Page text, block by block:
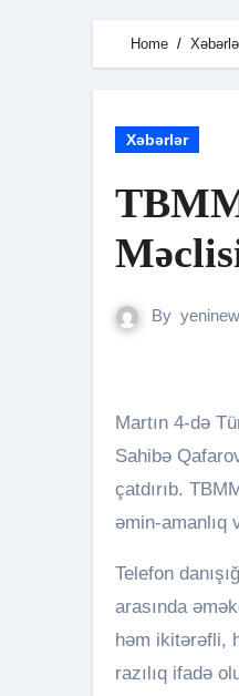
Home
Xəbərlər
By
Martın 4-də Türkiyə Böyük Millət Məclisinin (TBMM) sədri Numan Kurtulmuş Milli Məclisin sədri
Sahibə
çatdırıb.
əmin-
Telefon
arasında
həm ikitərəfli,
razılıq ifadə